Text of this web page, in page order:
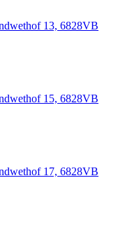
13, 6828VB
15, 6828VB
17, 6828VB